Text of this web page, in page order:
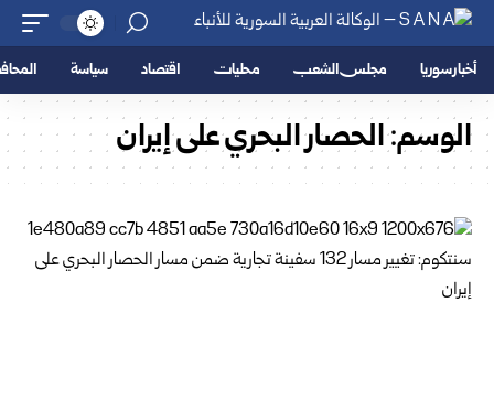
أخبار سوريا مجلس الشعب محليات اقتصاد سياسة
الوسم:الحصار البحري‎ ‎على إيران‎ ‎